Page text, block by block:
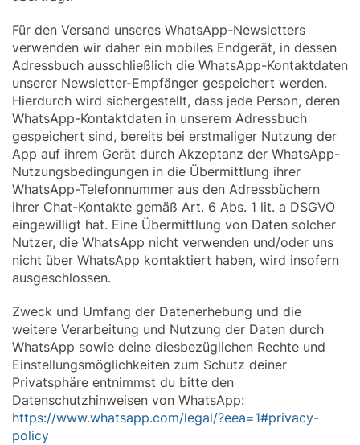
Für den Versand unseres WhatsApp-Newsletters
verwenden wir daher ein mobiles Endgerät, in dessen
Adressbuch ausschließlich die WhatsApp-Kontaktdaten
unserer Newsletter-Empfänger gespeichert werden.
Hierdurch wird sichergestellt, dass jede Person, deren
WhatsApp-Kontaktdaten in unserem Adressbuch
gespeichert sind, bereits bei erstmaliger Nutzung der
App auf ihrem Gerät durch Akzeptanz der WhatsApp-
Nutzungsbedingungen in die Übermittlung ihrer
WhatsApp-Telefonnummer aus den Adressbüchern
ihrer Chat-Kontakte gemäß Art. 6 Abs. 1 lit. a DSGVO
eingewilligt hat. Eine Übermittlung von Daten solcher
Nutzer, die WhatsApp nicht verwenden und/oder uns
nicht über WhatsApp kontaktiert haben, wird insofern
ausgeschlossen.
Zweck und Umfang der Datenerhebung und die
weitere Verarbeitung und Nutzung der Daten durch
WhatsApp sowie deine diesbezüglichen Rechte und
Einstellungsmöglichkeiten zum Schutz deiner
Privatsphäre entnimmst du bitte den
Datenschutzhinweisen von WhatsApp:
https://www.whatsapp.com/legal/?eea=1#privacy-
policy